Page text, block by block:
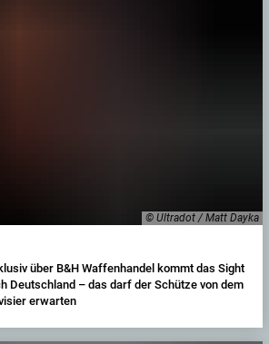
© Ultradot / Matt Dayka
über B&H Waffenhandel kommt das Sight
Deutschland – das darf der Schütze von dem
erwarten